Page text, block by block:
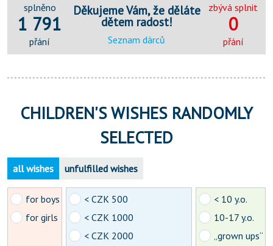
splněno
1 791
přání
Děkujeme Vám, že děláte
dětem radost!
Seznam dárců
zbývá splnit
0
přání
CHILDREN'S WISHES RANDOMLY
SELECTED
all wishes unfulfilled wishes
for boys
for girls
< CZK 500
< CZK 1000
< CZK 2000
< 10 y.o.
10-17 y.o.
„grown ups“